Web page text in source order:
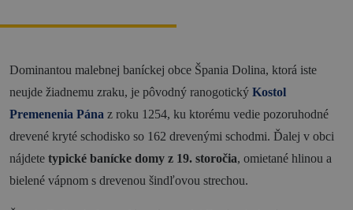
Riders Park Donovaly
Novinky a podujatia
Novinky
Kalendár podujatí
Blog
Dominantou malebnej baníckej obce Špania Dolina, ktorá iste
neujde žiadnemu zraku, je pôvodný ranogotický Kostol
Premenenia Pána z roku 1254, ku ktorému vedie pozoruhodné
drevené kryté schodisko so 162 drevenými schodmi. Ďalej v obci
nájdete typické banícke domy z 19. storočia, omietané hlinou a
bielené vápnom s drevenou šindľovou strechou.